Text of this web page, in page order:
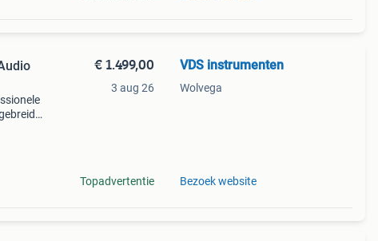
€ 1.499,00
3 aug 26
Topadvertentie
VDS instrumenten
Wolvega
Bezoek website